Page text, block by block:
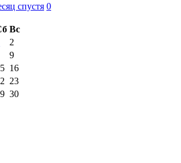
спустя 0
Вс
2
9
16
23
30